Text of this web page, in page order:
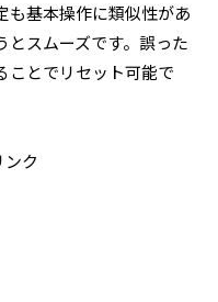
も基本操作に類似性があ
とスムーズです。誤った
ことでリセット可能で
ンク